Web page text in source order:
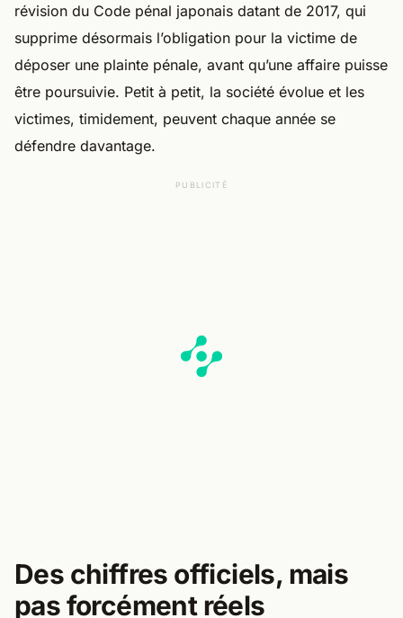
révision du Code pénal japonais datant de 2017, qui
supprime désormais l’obligation pour la victime de
déposer une plainte pénale, avant qu’une affaire puisse
être poursuivie. Petit à petit, la société évolue et les
victimes, timidement, peuvent chaque année se
défendre davantage.
PUBLICITÉ
Des chiffres officiels, mais
pas forcément réels